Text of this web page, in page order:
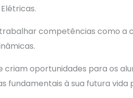
competências como a
oportunidades para os
à sua futura vida